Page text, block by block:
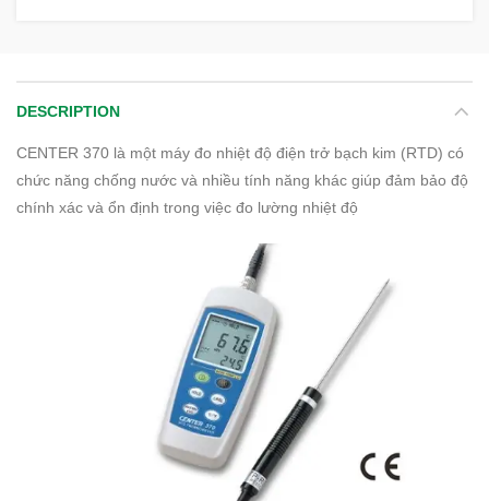
DESCRIPTION
CENTER 370 là một máy đo nhiệt độ điện trở bạch kim (RTD) có
chức năng chống nước và nhiều tính năng khác giúp đảm bảo độ
chính xác và ổn định trong việc đo lường nhiệt độ